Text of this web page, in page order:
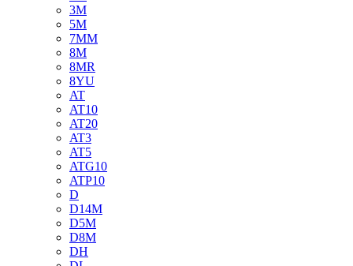
3M
5M
7MM
8M
8MR
8YU
AT
AT10
AT20
AT3
AT5
ATG10
ATP10
D
D14M
D5M
D8M
DH